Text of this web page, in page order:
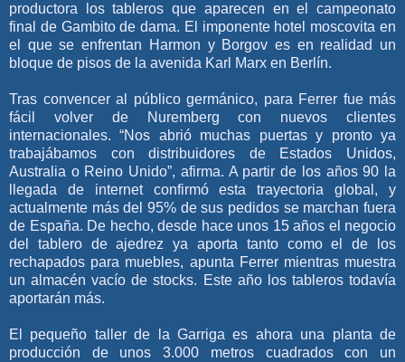
productora los tableros que aparecen en el campeonato
final de Gambito de dama. El imponente hotel moscovita en
el que se enfrentan Harmon y Borgov es en realidad un
bloque de pisos de la avenida Karl Marx en Berlín.
Tras convencer al público germánico, para Ferrer fue más
fácil volver de Nuremberg con nuevos clientes
internacionales. “Nos abrió muchas puertas y pronto ya
trabajábamos con distribuidores de Estados Unidos,
Australia o Reino Unido”, afirma. A partir de los años 90 la
llegada de internet confirmó esta trayectoria global, y
actualmente más del 95% de sus pedidos se marchan fuera
de España. De hecho, desde hace unos 15 años el negocio
del tablero de ajedrez ya aporta tanto como el de los
rechapados para muebles, apunta Ferrer mientras muestra
un almacén vacío de stocks. Este año los tableros todavía
aportarán más.
El pequeño taller de la Garriga es ahora una planta de
producción de unos 3.000 metros cuadrados con un